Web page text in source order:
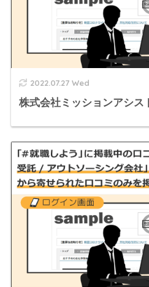
2022.07.27 Wed
株式会社ミッションアシス